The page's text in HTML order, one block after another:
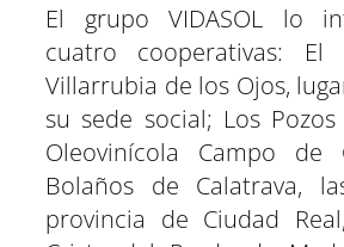
El grupo VIDASOL lo
cuatro cooperativas: El
Villarrubia de los Ojos,
su sede social; Los
Oleovinícola Campo de
Bolaños de Calatrava,
provincia de Ciudad